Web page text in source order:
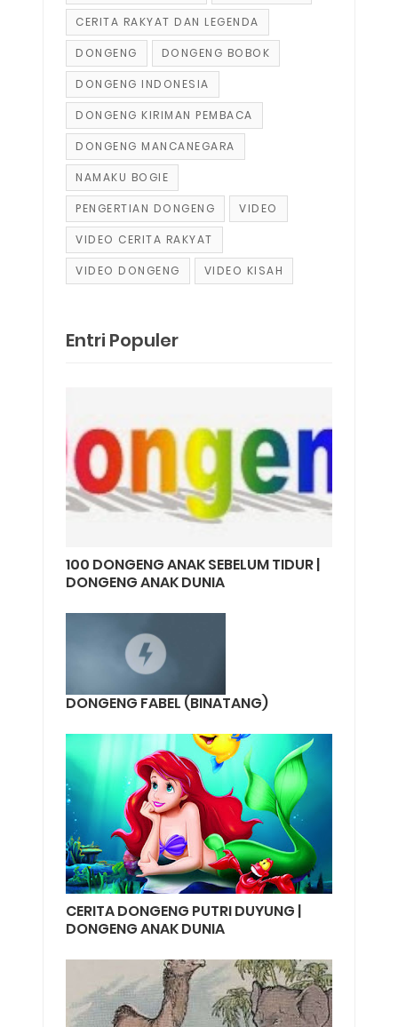
CERITA RAKYAT DAN LEGENDA
DONGENG DONGENG BOBOK
DONGENG INDONESIA
DONGENG KIRIMAN PEMBACA
DONGENG MANCANEGARA
NAMAKU BOGIE
PENGERTIAN DONGENG VIDEO
VIDEO CERITA RAKYAT
VIDEO DONGENG VIDEO KISAH
Entri Populer
100 DONGENG ANAK SEBELUM TIDUR |
DONGENG ANAK DUNIA
DONGENG FABEL (BINATANG)
CERITA DONGENG PUTRI DUYUNG |
DONGENG ANAK DUNIA